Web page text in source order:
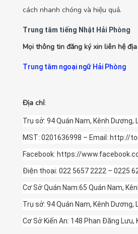
cách nhanh chóng và hiệu quả.
Trung tâm tiếng Nhật Hải Phòng
Mọi thông tin đăng ký xin liên hệ
Trung tâm ngoại ngữ Hải Phòng
Địa chỉ:
Trụ sở: 94 Quán Nam, Kênh Dương,
MST: 0201636998 – Email: http://
Facebook: https://
Điện thoại: 022 5657 2222 – 0225
Cơ Sở Quán Nam:65 Quán Nam,
Trụ sở: 94 Quán Nam, Kênh Dương,
Cơ Sở Kiến An: 148 Phan Đăng